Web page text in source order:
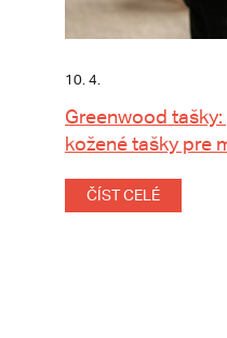
10. 4.
Greenwood
kožené tašky pre
ČÍST CELÉ